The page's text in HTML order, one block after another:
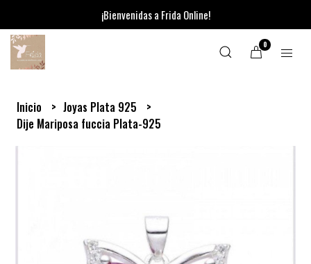
¡Bienvenidas a Frida Online!
0
Inicio
Joyas Plata 925
Dije Mariposa fuccia Plata-925